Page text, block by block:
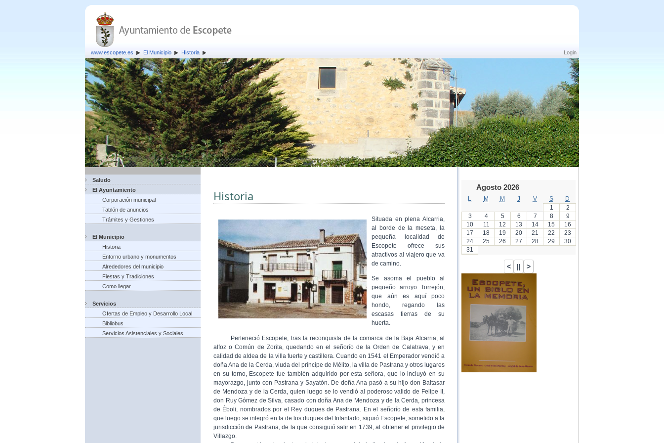
Login
www.escopete.es El Municipio Historia
Saludo
El Ayuntamiento
Corporación municipal
Tablón de anuncios
Trámites y Gestiones
El Municipio
Historia
Entorno urbano y monumentos
Alrededores del municipio
Fiestas y Tradiciones
Como llegar
Servicios
Ofertas de Empleo y Desarrollo Local
Bibliobus
Servicios Asistenciales y Sociales
Historia
Situada en plena Alcarria,
al borde de la meseta, la
pequeña localidad de
Escopete ofrece sus
atractivos al viajero que va
de camino.
Se asoma el pueblo al
pequeño arroyo Torrejón,
que aún es aquí poco
hondo, regando las
escasas tierras de su
huerta.
Perteneció Escopete, tras la reconquista de la comarca de la Baja Alcarria, al
alfoz o Común de Zorita, quedando en el señorío de la Orden de Calatrava, y en
calidad de aldea de la villa fuerte y castillera. Cuando en 1541 el Emperador vendió a
doña Ana de la Cerda, viuda del príncipe de Mélito, la villa de Pastrana y otros lugares
en su torno, Escopete fue también adquirido por esta señora, que lo incluyó en su
mayorazgo, junto con Pastrana y Sayatón. De doña Ana pasó a su hijo don Baltasar
de Mendoza y de la Cerda, quien luego se lo vendió al poderoso valido de Felipe II,
don Ruy Gómez de Silva, casado con doña Ana de Mendoza y de la Cerda, princesa
de Éboli, nombrados por el Rey duques de Pastrana. En el señorío de esta familia,
que luego se integró en la de los duques del Infantado, siguió Escopete, sometido a la
jurisdicción de Pastrana, de la que consiguió salir en 1739, al obtener el privilegio de
Villazgo.
Agosto 2026
M M J V S
D
1
2
3
4 5 6 7 8
9
10
11 12 13 14 15
16
17
18 19 20 21 22
23
24
25 26 27 28 29
30
31